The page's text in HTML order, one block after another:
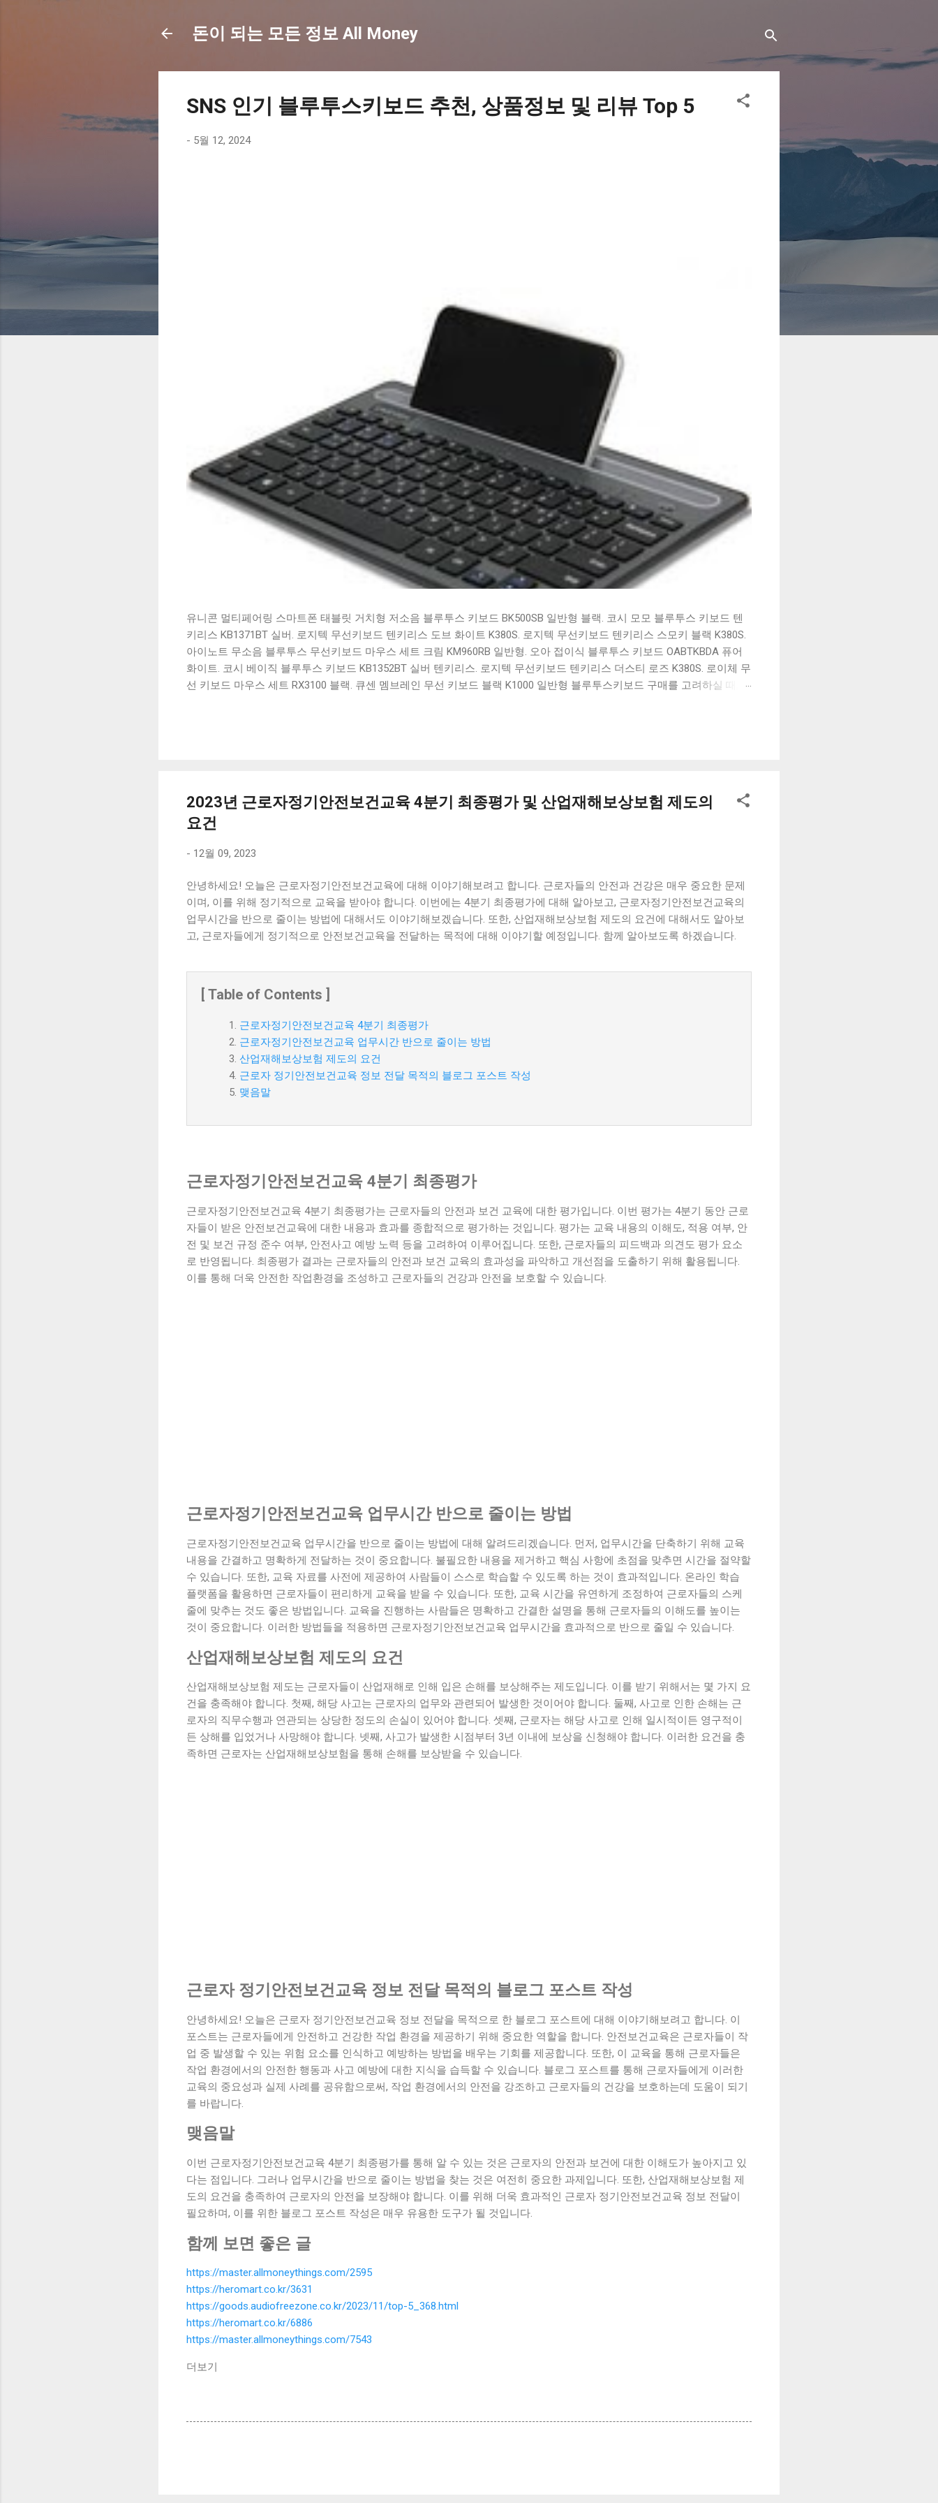
돈이 되는 모든 정보 All Money
SNS 인기 블루투스키보드 추천, 상품정보 및 리뷰 Top 5
- 5월 12, 2024
유니콘 멀티페어링 스마트폰 태블릿 거치형 저소음 블루투스 키보드 BK500SB 일반형 블랙. 코시 모모 블루투스 키보드 텐
키리스 KB1371BT 실버. 로지텍 무선키보드 텐키리스 도브 화이트 K380S. 로지텍 무선키보드 텐키리스 스모키 블랙 K380S.
아이노트 무소음 블루투스 무선키보드 마우스 세트 크림 KM960RB 일반형. 오아 접이식 블루투스 키보드 OABTKBDA 퓨어
화이트. 코시 베이직 블루투스 키보드 KB1352BT 실버 텐키리스. 로지텍 무선키보드 텐키리스 더스티 로즈 K380S. 로이체 무
선 키보드 마우스 세트 RX3100 블랙. 큐센 멤브레인 무선 키보드 블랙 K1000 일반형 블루투스키보드 구매를 고려하실 때, 추
2023년 근로자정기안전보건교육 4분기 최종평가 및 산업재해보상보험 제도의
요건
- 12월 09, 2023
안녕하세요! 오늘은 근로자정기안전보건교육에 대해 이야기해보려고 합니다. 근로자들의 안전과 건강은 매우 중요한 문제
이며, 이를 위해 정기적으로 교육을 받아야 합니다. 이번에는 4분기 최종평가에 대해 알아보고, 근로자정기안전보건교육의
업무시간을 반으로 줄이는 방법에 대해서도 이야기해보겠습니다. 또한, 산업재해보상보험 제도의 요건에 대해서도 알아보
고, 근로자들에게 정기적으로 안전보건교육을 전달하는 목적에 대해 이야기할 예정입니다. 함께 알아보도록 하겠습니다.
[ Table of Contents ]
근로자정기안전보건교육 4분기 최종평가
근로자정기안전보건교육 업무시간 반으로 줄이는 방법
산업재해보상보험 제도의 요건
근로자 정기안전보건교육 정보 전달 목적의 블로그 포스트 작성
맺음말
근로자정기안전보건교육 4분기 최종평가
근로자정기안전보건교육 4분기 최종평가는 근로자들의 안전과 보건 교육에 대한 평가입니다. 이번 평가는 4분기 동안 근로
자들이 받은 안전보건교육에 대한 내용과 효과를 종합적으로 평가하는 것입니다. 평가는 교육 내용의 이해도, 적용 여부, 안
전 및 보건 규정 준수 여부, 안전사고 예방 노력 등을 고려하여 이루어집니다. 또한, 근로자들의 피드백과 의견도 평가 요소
로 반영됩니다. 최종평가 결과는 근로자들의 안전과 보건 교육의 효과성을 파악하고 개선점을 도출하기 위해 활용됩니다.
이를 통해 더욱 안전한 작업환경을 조성하고 근로자들의 건강과 안전을 보호할 수 있습니다.
근로자정기안전보건교육 업무시간 반으로 줄이는 방법
근로자정기안전보건교육 업무시간을 반으로 줄이는 방법에 대해 알려드리겠습니다. 먼저, 업무시간을 단축하기 위해 교육
내용을 간결하고 명확하게 전달하는 것이 중요합니다. 불필요한 내용을 제거하고 핵심 사항에 초점을 맞추면 시간을 절약할
수 있습니다. 또한, 교육 자료를 사전에 제공하여 사람들이 스스로 학습할 수 있도록 하는 것이 효과적입니다. 온라인 학습
플랫폼을 활용하면 근로자들이 편리하게 교육을 받을 수 있습니다. 또한, 교육 시간을 유연하게 조정하여 근로자들의 스케
줄에 맞추는 것도 좋은 방법입니다. 교육을 진행하는 사람들은 명확하고 간결한 설명을 통해 근로자들의 이해도를 높이는
것이 중요합니다. 이러한 방법들을 적용하면 근로자정기안전보건교육 업무시간을 효과적으로 반으로 줄일 수 있습니다.
산업재해보상보험 제도의 요건
산업재해보상보험 제도는 근로자들이 산업재해로 인해 입은 손해를 보상해주는 제도입니다. 이를 받기 위해서는 몇 가지 요
건을 충족해야 합니다. 첫째, 해당 사고는 근로자의 업무와 관련되어 발생한 것이어야 합니다. 둘째, 사고로 인한 손해는 근
로자의 직무수행과 연관되는 상당한 정도의 손실이 있어야 합니다. 셋째, 근로자는 해당 사고로 인해 일시적이든 영구적이
든 상해를 입었거나 사망해야 합니다. 넷째, 사고가 발생한 시점부터 3년 이내에 보상을 신청해야 합니다. 이러한 요건을 충
족하면 근로자는 산업재해보상보험을 통해 손해를 보상받을 수 있습니다.
근로자 정기안전보건교육 정보 전달 목적의 블로그 포스트 작성
안녕하세요! 오늘은 근로자 정기안전보건교육 정보 전달을 목적으로 한 블로그 포스트에 대해 이야기해보려고 합니다. 이
포스트는 근로자들에게 안전하고 건강한 작업 환경을 제공하기 위해 중요한 역할을 합니다. 안전보건교육은 근로자들이 작
업 중 발생할 수 있는 위험 요소를 인식하고 예방하는 방법을 배우는 기회를 제공합니다. 또한, 이 교육을 통해 근로자들은
작업 환경에서의 안전한 행동과 사고 예방에 대한 지식을 습득할 수 있습니다. 블로그 포스트를 통해 근로자들에게 이러한
교육의 중요성과 실제 사례를 공유함으로써, 작업 환경에서의 안전을 강조하고 근로자들의 건강을 보호하는데 도움이 되기
를 바랍니다.
맺음말
이번 근로자정기안전보건교육 4분기 최종평가를 통해 알 수 있는 것은 근로자의 안전과 보건에 대한 이해도가 높아지고 있
다는 점입니다. 그러나 업무시간을 반으로 줄이는 방법을 찾는 것은 여전히 중요한 과제입니다. 또한, 산업재해보상보험 제
도의 요건을 충족하여 근로자의 안전을 보장해야 합니다. 이를 위해 더욱 효과적인 근로자 정기안전보건교육 정보 전달이
필요하며, 이를 위한 블로그 포스트 작성은 매우 유용한 도구가 될 것입니다.
함께 보면 좋은 글
https://master.allmoneythings.com/2595
https://heromart.co.kr/3631
https://goods.audiofreezone.co.kr/2023/11/top-5_368.html
https://heromart.co.kr/6886
https://master.allmoneythings.com/7543
더보기